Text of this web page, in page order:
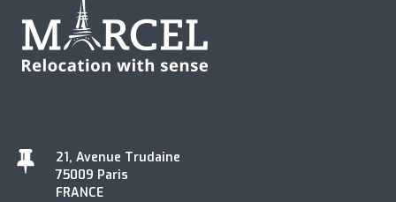
21, Avenue Trudaine
75009 Paris
FRANCE